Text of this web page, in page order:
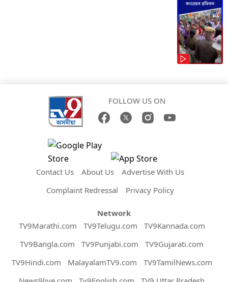
FOLLOW US ON
Contact Us About Us
Advertise With Us
Complaint Redressal
Privacy Policy
Network
TV9Marathi.com
TV9Telugu.com
TV9Kannada.com
TV9Bangla.com
TV9Punjabi.com
TV9Gujarati.com
TV9Hindi.com
MalayalamTV9.com
TV9TamilNews.com